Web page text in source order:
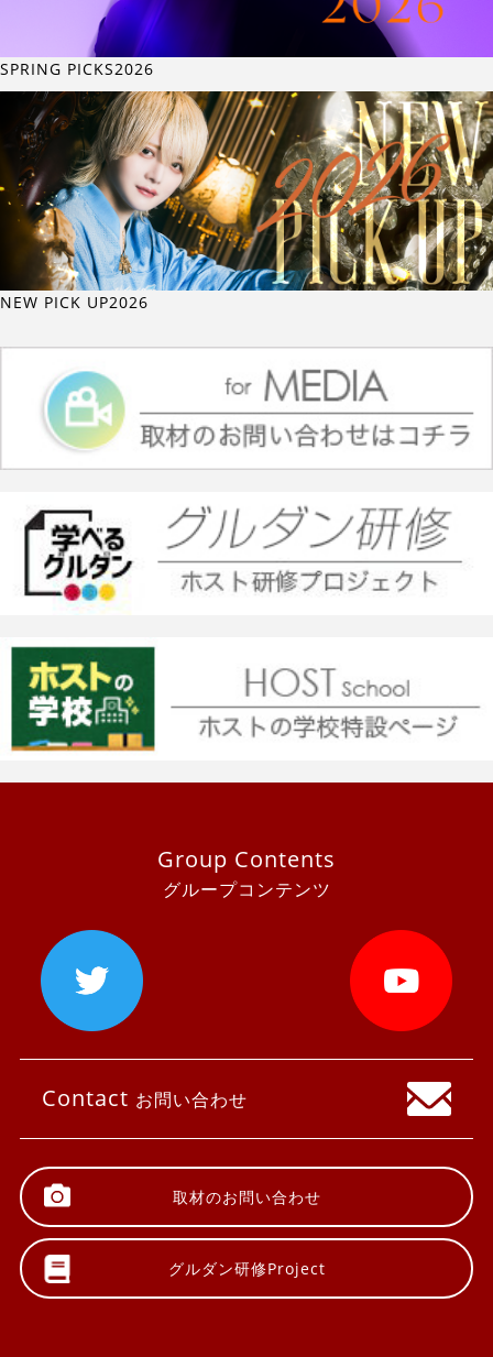
SPRING PICKS2026
NEW PICK UP2026
Group Contents
グループコンテンツ
Contact お問い合わせ
取材のお問い合わせ
グルダン研修Project